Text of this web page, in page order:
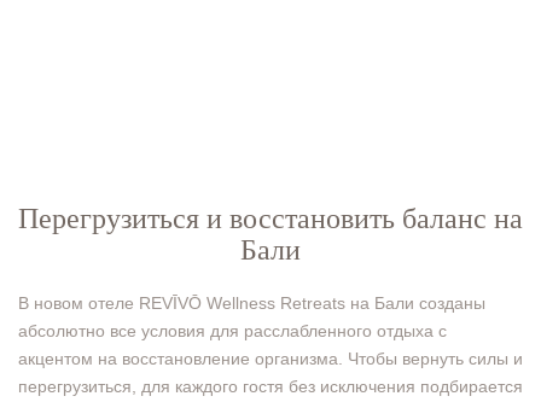
Перегрузиться и восстановить баланс на
Бали
В новом отеле REVĪVŌ Wellness Retreats на Бали созданы
абсолютно все условия для расслабленного отдыха с
акцентом на восстановление организма. Чтобы вернуть силы и
перегрузиться, для каждого гостя без исключения подбирается